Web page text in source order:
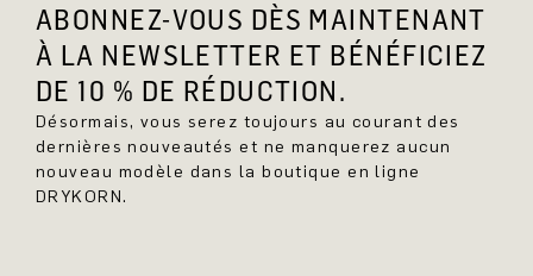
ABONNEZ-VOUS DÈS MAINTENANT
À LA NEWSLETTER ET BÉNÉFICIEZ
DE 10 % DE RÉDUCTION.
Désormais, vous serez toujours au courant des
dernières nouveautés et ne manquerez aucun
nouveau modèle dans la boutique en ligne
DRYKORN.